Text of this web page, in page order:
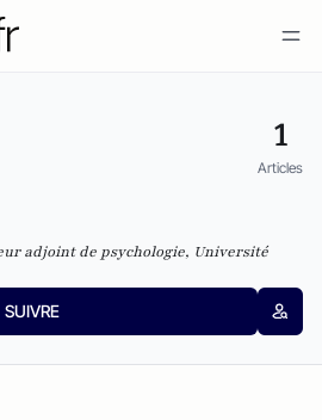
1
Articles
adjoint de psychologie, Université
SUIVRE